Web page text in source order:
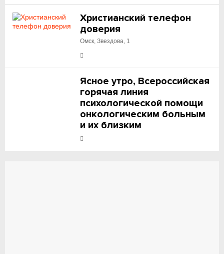
Христианский телефон
доверия
Омск, Звездова, 1
Ясное утро, Всероссийская
горячая линия
психологической помощи
онкологическим больным
и их близким